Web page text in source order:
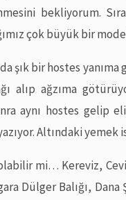
bekliyorum.
çok büyük bir
şık bir hostes yanıma
alıp ağzıma
aynı hostes gelip
Altındaki
mi… Kereviz,
Dülger Balığı,